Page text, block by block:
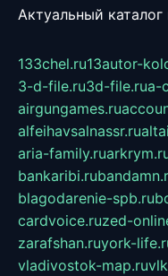
Актуальный
133chel.ru13autor-
3-d-file.ru3d-file.rua-
airgungames.ru
alfeihavsalnassr.ru
aria-family.ru
bankaribi.ru
blagodarenie-spb.ru
cardvoice.ruzed-
zarafshan.ruyork-
vladivostok-map.ru